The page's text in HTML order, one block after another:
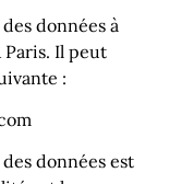
données à
Paris. Il peut
:
données est